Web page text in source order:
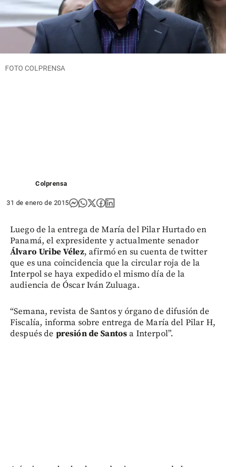
FOTO COLPRENSA
Colprensa
31 de enero de 2015
Luego de la entrega de María del Pilar Hurtado en
Panamá, el expresidente y actualmente senador
Álvaro Uribe Vélez, afirmó en su cuenta de twitter
que es una coincidencia que la circular roja de la
Interpol se haya expedido el mismo día de la
audiencia de Óscar Iván Zuluaga.
“Semana, revista de Santos y órgano de difusión de
Fiscalía, informa sobre entrega de María del Pilar H,
después de presión de Santosa Interpol”.